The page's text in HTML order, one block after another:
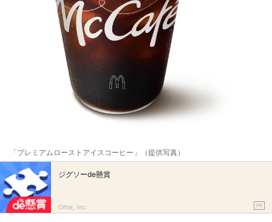
「プレミアムローストアイスコーヒー」（提供写真）
ジグソーde懸賞
Ohte, Inc. PR